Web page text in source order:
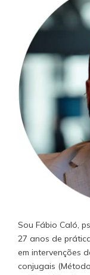
Sou Fábio Caló,
27 anos de
em intervenções
conjugais